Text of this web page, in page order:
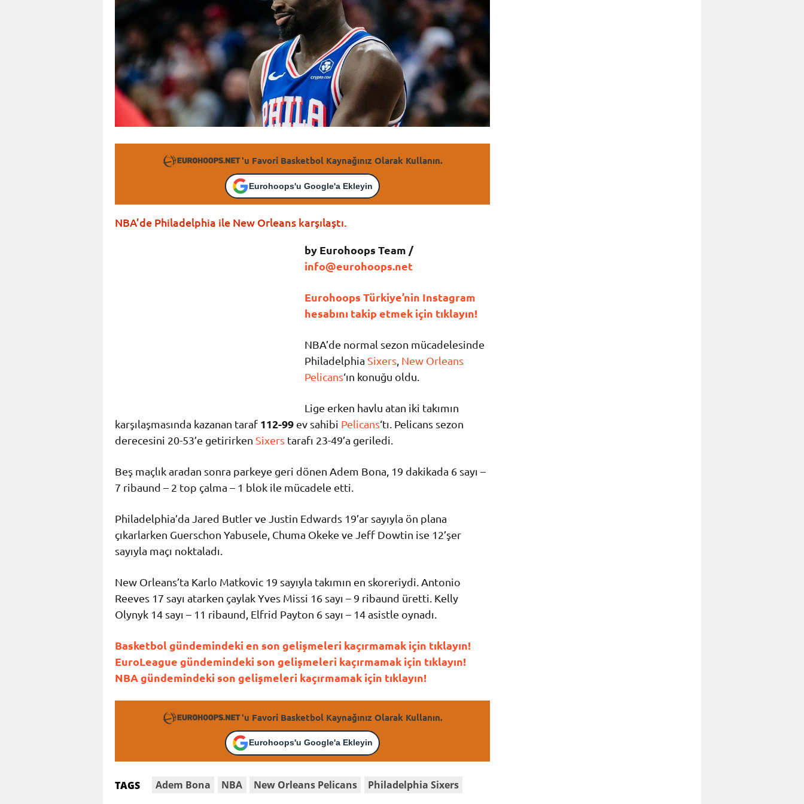
'u Favori Basketbol Kaynağınız Olarak Kullanın.
Eurohoops'u Google'a Ekleyin
NBA’de Philadelphia ile New Orleans karşılaştı.
by Eurohoops Team /
info@eurohoops.net
Eurohoops Türkiye’nin Instagram
hesabını takip etmek için tıklayın!
NBA’de normal sezon mücadelesinde
Philadelphia Sixers, New Orleans
Pelicans‘ın konuğu oldu.
Lige erken havlu atan iki takımın
karşılaşmasında kazanan taraf 112-99 ev sahibi Pelicans‘tı. Pelicans sezon
derecesini 20-53’e getirirken Sixers tarafı 23-49’a geriledi.
Beş maçlık aradan sonra parkeye geri dönen Adem Bona, 19 dakikada 6 sayı –
7 ribaund – 2 top çalma – 1 blok ile mücadele etti.
Philadelphia’da Jared Butler ve Justin Edwards 19’ar sayıyla ön plana
çıkarlarken Guerschon Yabusele, Chuma Okeke ve Jeff Dowtin ise 12’şer
sayıyla maçı noktaladı.
New Orleans’ta Karlo Matkovic 19 sayıyla takımın en skoreriydi. Antonio
Reeves 17 sayı atarken çaylak Yves Missi 16 sayı – 9 ribaund üretti. Kelly
Olynyk 14 sayı – 11 ribaund, Elfrid Payton 6 sayı – 14 asistle oynadı.
Basketbol gündemindeki en son gelişmeleri kaçırmamak için tıklayın!
EuroLeague gündemindeki son gelişmeleri kaçırmamak için tıklayın!
NBA gündemindeki son gelişmeleri kaçırmamak için tıklayın!
'u Favori Basketbol Kaynağınız Olarak Kullanın.
Eurohoops'u Google'a Ekleyin
TAGS Adem Bona NBA New Orleans Pelicans Philadelphia Sixers